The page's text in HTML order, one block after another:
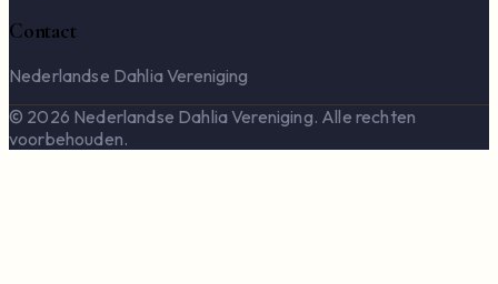
Contact
Nederlandse Dahlia Vereniging
© 2026 Nederlandse Dahlia Vereniging. Alle rechten
voorbehouden.